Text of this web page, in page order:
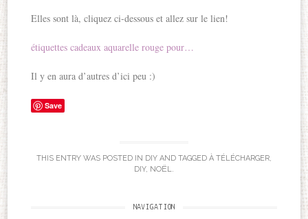
Elles sont là, cliquez ci-dessous et allez sur le lien!
étiquettes cadeaux aquarelle rouge pour…
Il y en aura d’autres d’ici peu :)
Save
THIS ENTRY WAS POSTED IN DIY AND TAGGED À TÉLÉCHARGER,
DIY, NOËL.
NAVIGATION